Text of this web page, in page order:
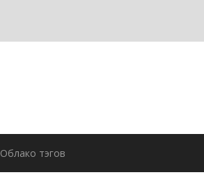
Облако тэгов